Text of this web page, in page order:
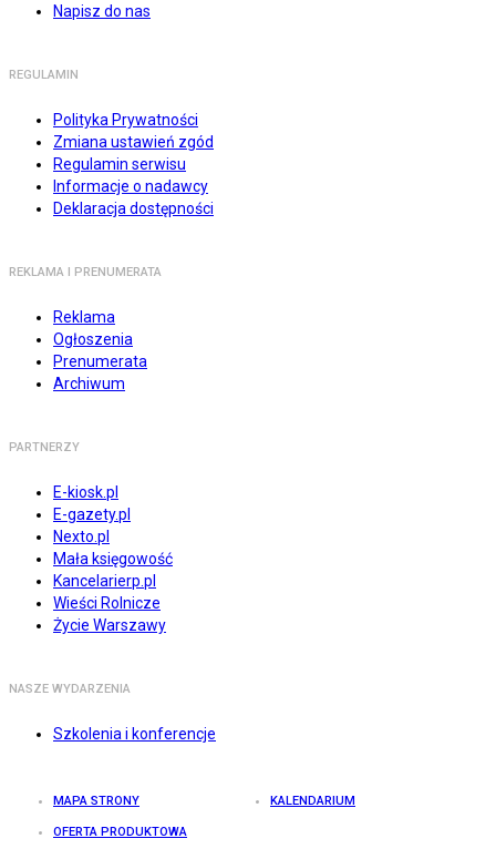
Napisz do nas
REGULAMIN
Polityka Prywatności
Zmiana ustawień zgód
Regulamin serwisu
Informacje o nadawcy
Deklaracja dostępności
REKLAMA I PRENUMERATA
Reklama
Ogłoszenia
Prenumerata
Archiwum
PARTNERZY
E-kiosk.pl
E-gazety.pl
Nexto.pl
Mała księgowość
Kancelarierp.pl
Wieści Rolnicze
Życie Warszawy
NASZE WYDARZENIA
Szkolenia i konferencje
MAPA STRONY KALENDARIUM
OFERTA PRODUKTOWA